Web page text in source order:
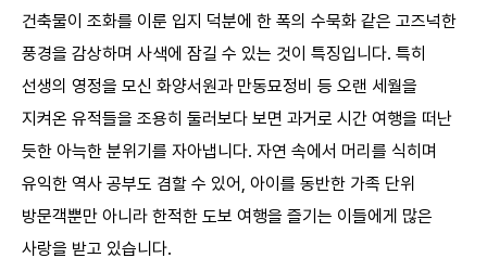
건축물이 조화를 이룬 입지 덕분에 한 폭의 수묵화 같은 고즈넉한
풍경을 감상하며 사색에 잠길 수 있는 것이 특징입니다. 특히
선생의 영정을 모신 화양서원과 만동묘정비 등 오랜 세월을
지켜온 유적들을 조용히 둘러보다 보면 과거로 시간 여행을 떠난
듯한 아늑한 분위기를 자아냅니다. 자연 속에서 머리를 식히며
유익한 역사 공부도 겸할 수 있어, 아이를 동반한 가족 단위
방문객뿐만 아니라 한적한 도보 여행을 즐기는 이들에게 많은
사랑을 받고 있습니다. ​